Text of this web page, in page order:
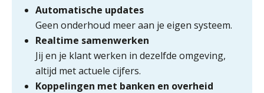
Automatische updates
Geen onderhoud meer aan je eigen systeem.
Realtime samenwerken
Jij en je klant werken in dezelfde omgeving,
altijd met actuele cijfers.
Koppelingen met banken en overheid
Q Home: DAC7-compliant opschalen
als verhuurplatform voor
vakantiewoningen
5 signalen dat jouw relatiebeheer
niet meer werkt (en hoe je dat oplost)